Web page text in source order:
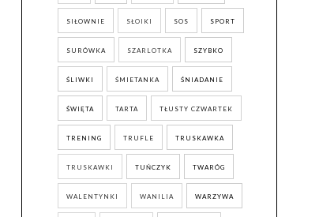
SIŁOWNIE SŁOIKI SOS SPORT
SURÓWKA SZARLOTKA SZYBKO
ŚLIWKI ŚMIETANKA ŚNIADANIE
ŚWIĘTA TARTA TŁUSTY CZWARTEK
TRENING TRUFLE TRUSKAWKA
TRUSKAWKI TUŃCZYK TWARÓG
WALENTYNKI WANILIA WARZYWA